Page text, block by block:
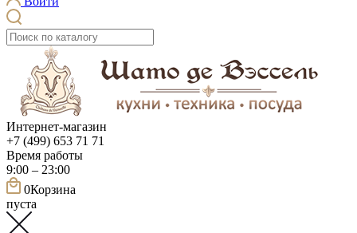
Интернет-магазин
+7 (499) 653 71 71
Время работы
9:00 – 23:00
0Корзина
пуста